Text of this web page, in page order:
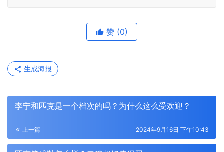
赞 (0)
生成海报
李宁和匹克是一个档次的吗？为什么这么受欢迎？
上一篇 2024年9月16日 下午10:43